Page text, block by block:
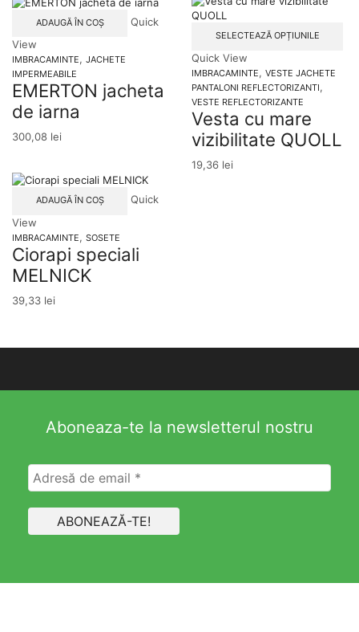
ADAUGĂ ÎN COȘ
Quick
View
IMBRACAMINTE, JACHETE
IMPERMEABILE
EMERTON jacheta
de iarna
300,08 lei
SELECTEAZĂ OPȚIUNILE
Quick View
IMBRACAMINTE, VESTE JACHETE
PANTALONI REFLECTORIZANTI,
VESTE REFLECTORIZANTE
Vesta cu mare
vizibilitate QUOLL
19,36 lei
ADAUGĂ ÎN COȘ
Quick
View
IMBRACAMINTE, SOSETE
Ciorapi speciali
MELNICK
39,33 lei
Aboneaza-te la newsletterul nostru